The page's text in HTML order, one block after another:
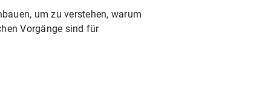
um zu verstehen, warum
Vorgänge sind für